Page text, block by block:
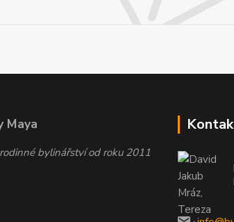
Maya
bylinářství od roku 2011